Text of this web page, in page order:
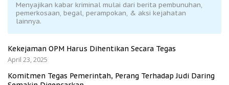
Menyajikan kabar kriminal mulai dari berita pembunuhan,
pemerkosaan, begal, perampokan, & aksi kejahatan
lainnya.
Kekejaman OPM Harus Dihentikan Secara Tegas
April 23, 2025
Komitmen Tegas Pemerintah, Perang Terhadap Judi Daring